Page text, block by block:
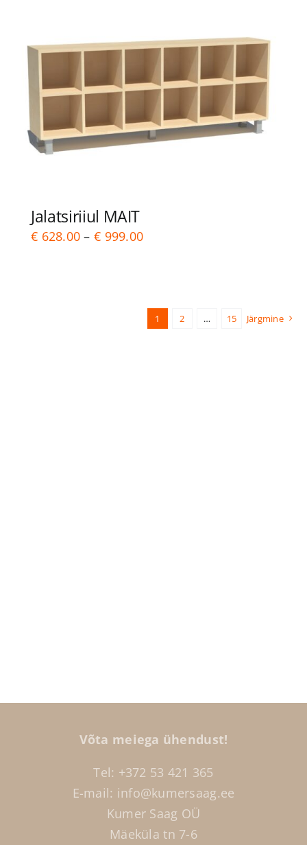
Jalatsiriiul MAIT
€ 628.00 – € 999.00Price
€ 999.00
1 2 … 15 Järgmine
Võta meiega ühendust!
Tel: +372 53 421 365
E-mail: info@kumersaag.ee
Kumer Saag OÜ
Mäeküla tn 7-6